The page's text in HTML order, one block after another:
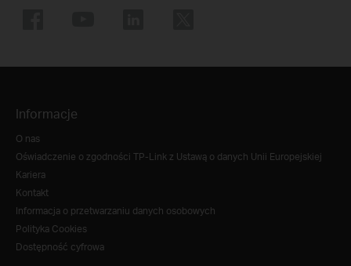
Informacje
O nas
Oświadczenie o zgodności TP-Link z Ustawą o danych Unii Europejskiej
Kariera
Kontakt
Informacja o przetwarzaniu danych osobowych
Polityka Cookies
Dostępność cyfrowa